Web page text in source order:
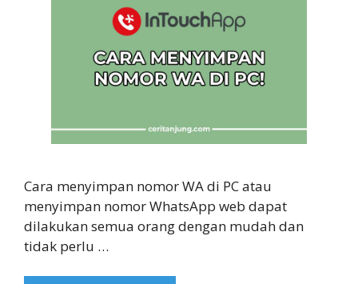
Cara menyimpan nomor WA di PC atau
menyimpan nomor WhatsApp web dapat
dilakukan semua orang dengan mudah dan
tidak perlu …